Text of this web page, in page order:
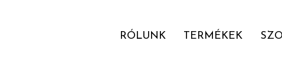
RÓLUNK TERMÉKEK